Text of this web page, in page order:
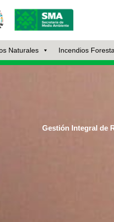
Naturales Incendios
Gestión Integral de